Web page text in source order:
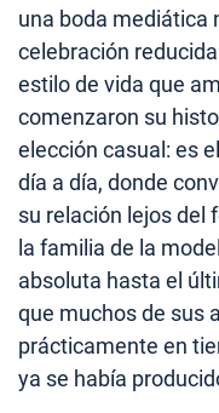
una boda mediática
celebración
estilo de vida que
comenzaron su
elección casual: es
día a día, donde
su relación lejos del
la familia de la
absoluta hasta el
que muchos de sus
prácticamente en
ya se había